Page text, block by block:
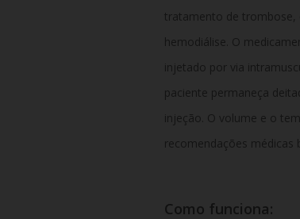
tratamento de trombose,
hemodiálise. O
injetado por via
paciente permaneça
injeção. O volume e o
recomendações médicas
Como funciona: